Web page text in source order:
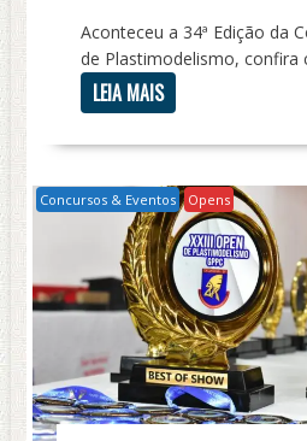
Aconteceu a 34ª Edição da
de Plastimodelismo, confira
LEIA MAIS
Concursos & Eventos Opens